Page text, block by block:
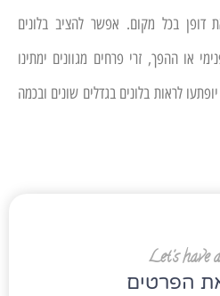
Let's have
הפרטים
דופן בכל מקום. אפשר להציב בלונים
או ההפך, זרי פרחים מגוונים ימתינו
לראות בלונים בגדלים שונים ובכמה